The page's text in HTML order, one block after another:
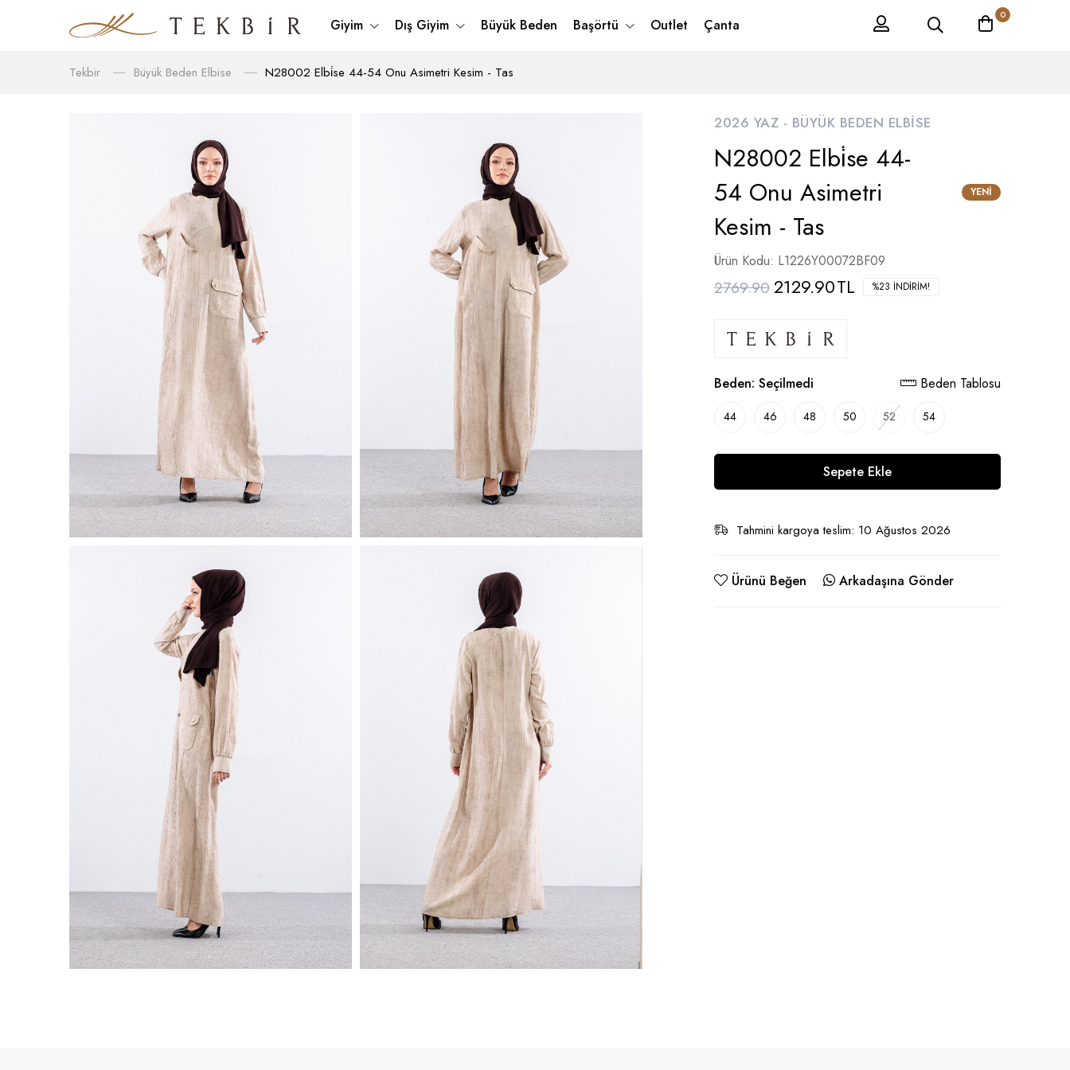
Giyim Dış Giyim Büyük Beden Başörtü Outlet Çanta
0
Tekbir Büyük Beden Elbise N28002 Elbi̇se 44-54 Onu Asimetri Kesim - Tas
2026 YAZ - BÜYÜK BEDEN ELBISE
N28002 Elbi̇se 44-
54 Onu Asimetri
Kesim - Tas
YENI
Ürün Kodu: L1226Y00072BF09
2769.902129.90TL %23 İNDIRIM!
Beden: Seçilmedi Beden Tablosu
44 46 48 50 52 54
Sepete Ekle
Tahmini kargoya teslim: 10 Ağustos 2026
Ürünü Beğen Arkadaşına Gönder